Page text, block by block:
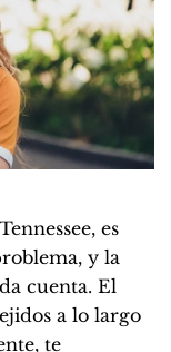
es
y la
cuenta. El
a lo largo
te